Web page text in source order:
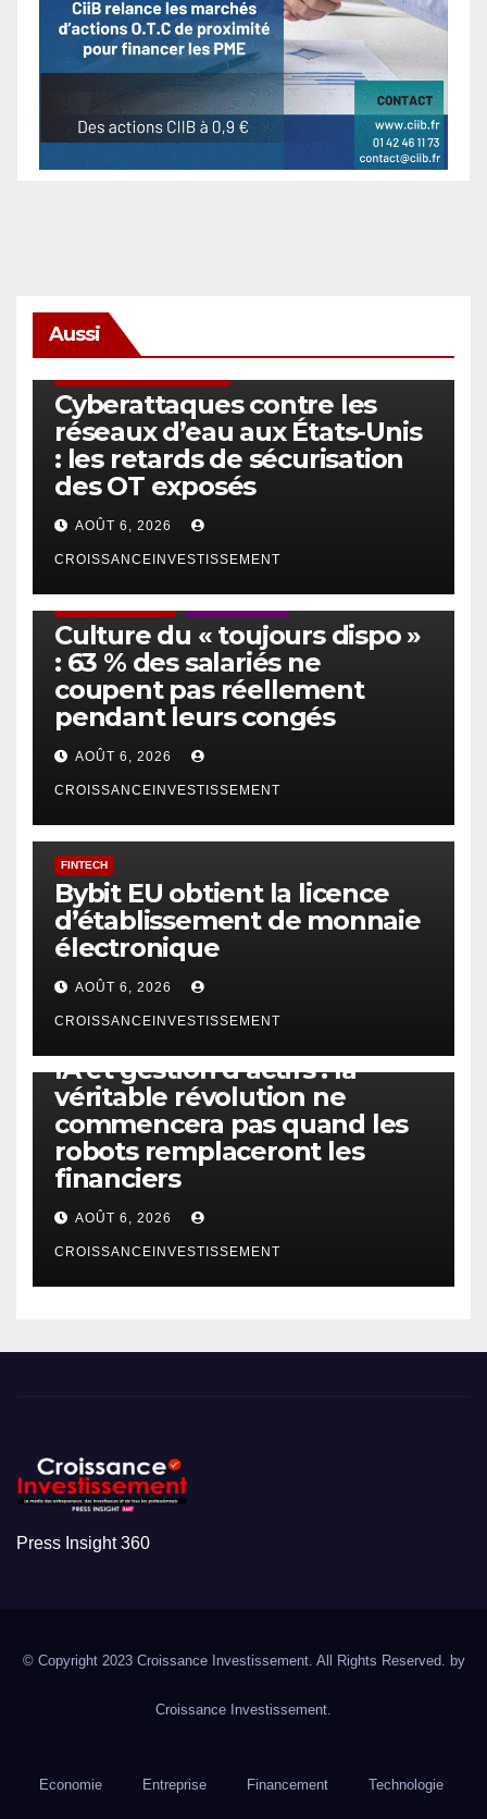
Aussi
Cyberattaques contre les
réseaux d’eau aux États-Unis
: les retards de sécurisation
des OT exposés
AOÛT 6, 2026
CROISSANCEINVESTISSEMENT
Culture du « toujours dispo »
: 63 % des salariés ne
coupent pas réellement
pendant leurs congés
AOÛT 6, 2026
CROISSANCEINVESTISSEMENT
FINTECH
Bybit EU obtient la licence
d’établissement de monnaie
électronique
AOÛT 6, 2026
CROISSANCEINVESTISSEMENT
IA et gestion d’actifs : la
véritable révolution ne
commencera pas quand les
robots remplaceront les
financiers
AOÛT 6, 2026
CROISSANCEINVESTISSEMENT
Press Insight 360
© Copyright 2023 Croissance Investissement. All Rights Reserved. by
Croissance Investissement.
Economie Entreprise Financement Technologie